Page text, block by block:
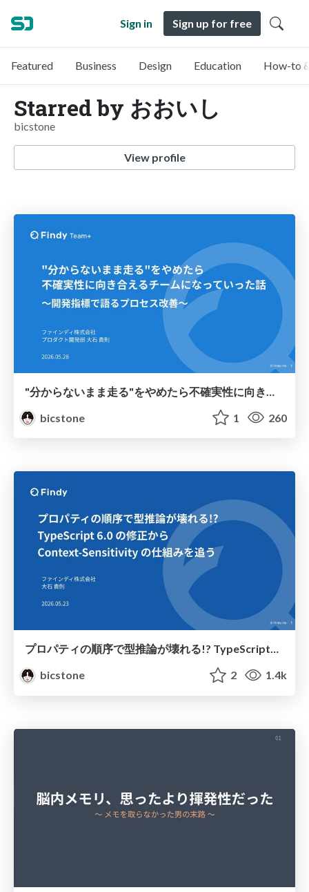
Sign in Sign up for free
Featured Business Design Education How-to
Starred by おおいし
bicstone
View profile
bicstone
1 260
プロパティの順序で型推論が壊れる!? TypeScript6.0の修正からContext-Sensitivityの仕組みを追う
bicstone
2 1.4k